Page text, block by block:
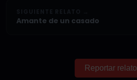
Amante de un casado
Reportar relato